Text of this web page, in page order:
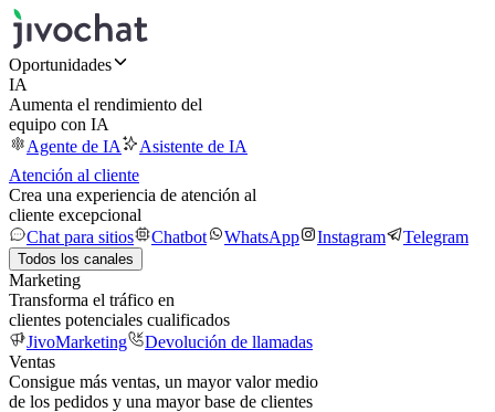
Oportunidades
IA
Aumenta el rendimiento del
equipo con IA
Agente de IA
Asistente de IA
Atención al cliente
Crea una experiencia de atención al
cliente excepcional
Chat para sitios
Chatbot WhatsApp Instagram Telegram
Todos los canales
Marketing
Transforma el tráfico en
clientes potenciales cualificados
JivoMarketing
Devolución de llamadas
Ventas
Consigue más ventas, un mayor valor medio
de los pedidos y una mayor base de clientes